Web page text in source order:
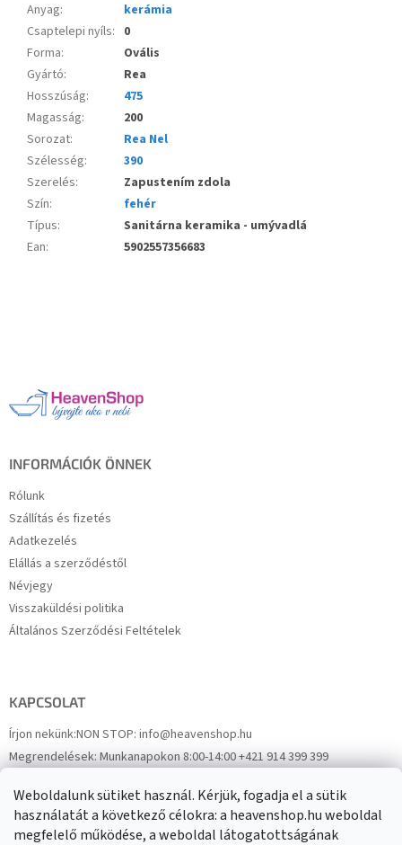
Weboldalunk sütiket használ. Kérjük, fogadja el a sütik
használatát a következő célokra: a heavenshop.hu weboldal
megfelelő működése, a weboldal látogatottságának
Anyag:
kerámia
Csaptelepi nyíls: 0
Forma:
Ovális
Gyártó:
Rea
Hosszúság:
475
Magasság:
200
Sorozat:
Rea Nel
Szélesség:
390
Szerelés:
Zapustením zdola
Szín:
fehér
Típus:
Sanitárna keramika - umývadlá
Ean: 5902557356683
INFORMÁCIÓK ÖNNEK
Rólunk
Szállítás és fizetés
Adatkezelés
Elállás a szerződéstől
Névjegy
Visszaküldési politika
Általános Szerződési Feltételek
KAPCSOLAT
Írjon nekünk:NON STOP: info@heavenshop.hu
Megrendelések:Munkanapokon 8:00-14:00 +421 914 399 399
FacebookHeavenShop.sk